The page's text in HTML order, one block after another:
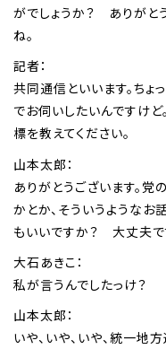
がでしょうか？ ありがと
ね。
記者：
共同通信といいます。ちょ
でお伺いしたいんですけ
標を教えてください。
山本太郎：
ありがとうございます。党
かとか、そういうようなお
もいいですか？ 大丈夫で
大石あきこ：
私が言うんでしたっけ？
山本太郎：
いや、いや、いや、統一地